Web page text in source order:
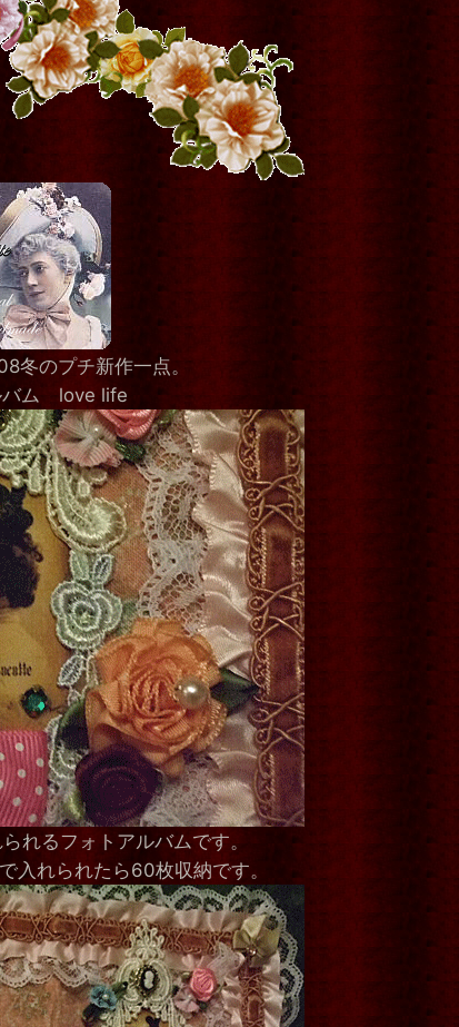
冬のプチ新作一点。
バム love life
れるフォトアルバムです。
入れられたら60枚収納です。